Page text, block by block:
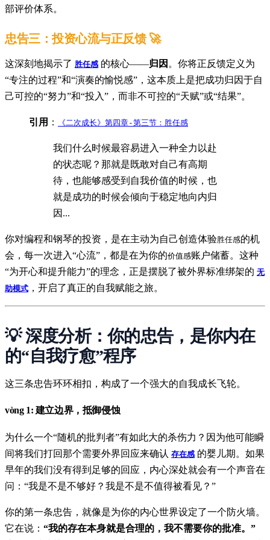
部评价体系。
忠告三：投资心流与正反馈 🚀
这深刻地揭示了 胜任感 的核心——归因 。你将正反馈定义为
“专注的过程”和“演奏的愉悦感”，这本质上是把成功归因于自
己可控的“努力”和“投入”，而非不可控的“天赋”或“结果”。
引用 ： 《二次成长》第四章-第三节：胜任感
我们什么时候最容易进入一种全力以赴
的状态呢？那就是既敢对自己有高期
待，也能够感受到自我价值的时候，也
就是成功的时候会倾向于稳定地向内归
因...
你对编程和钢琴的投资，是在主动为自己创造体验胜任感的机
会，每一次进入“心流”，都是在为你的价值感账户储蓄。这种
“为开心和提升能力”的理念，正是摆脱了被外界标准绑架的 无
助模式 ，开启了真正的自我赋能之旅。
💡 深度分析：你的忠告，是你内在
的“自我疗愈”程序
这三条忠告环环相扣，构成了一个强大的自我成长飞轮。
vòng 1: 建立边界，抵御侵蚀
为什么一个“随机的批判者”有如此大的杀伤力？因为他可能瞬
间将我们打回那个需要外界回应来确认 存在感 的婴儿期。如果
早年的我们没有得到足够的回应，内心深处就会有一个声音在
问：“我是不是不够好？我是不是不值得被看见？”
你的第一条忠告，就像是为你的内心世界设定了一个防火墙。
它在说： “我的存在本身就是合理的，我不需要你的批准。”